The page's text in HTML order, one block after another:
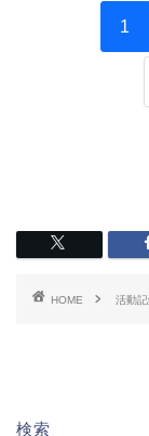
1
HOME 活動
検索